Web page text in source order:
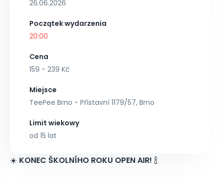
26.06.2026
Początek wydarzenia
20:00
Cena
159 - 239 Kč
Miejsce
TeePee Brno - Přístavní 1179/57, Brno
Limit wiekowy
od 15 lat
☀️ KONEC ŠKOLNÍHO ROKU OPEN AIR! 🍾